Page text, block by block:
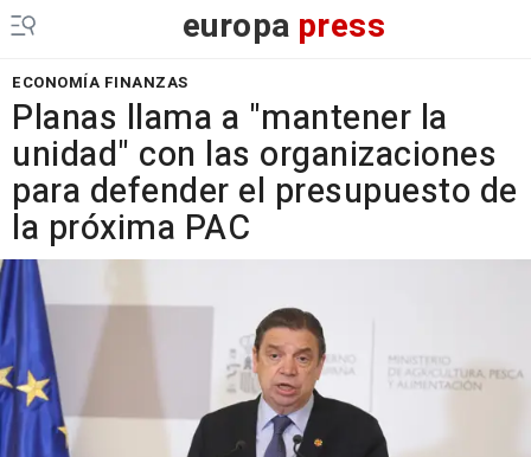
europa press
ECONOMÍA FINANZAS
Planas llama a "mantener la
unidad" con las organizaciones
para defender el presupuesto de
la próxima PAC